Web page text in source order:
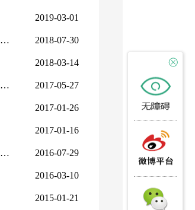
2019-03-01
2018-07-30
2018-03-14
2017-05-27
2017-01-26
2017-01-16
2016-07-29
2016-03-10
2015-01-21